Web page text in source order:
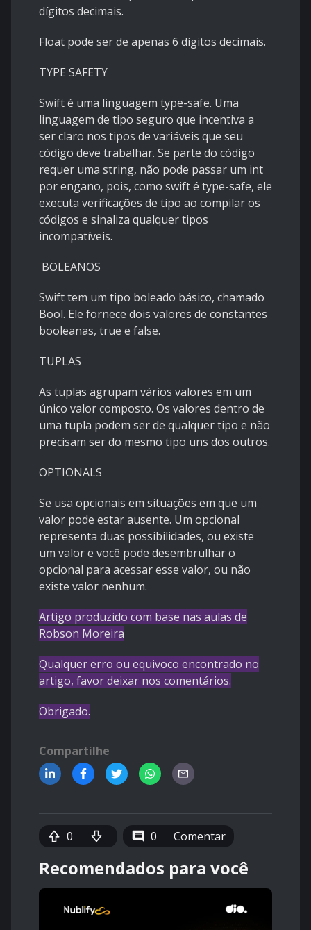
dígitos decimais.
Float pode ser de apenas 6 dígitos decimais.
TYPE SAFETY
Swift é uma linguagem type-safe. Uma
linguagem de tipo seguro que incentiva a
ser claro nos tipos de variáveis que seu
código deve trabalhar. Se parte do código
requer uma string, não pode passar um int
por engano, pois, como swift é type-safe, ele
executa verificações de tipo ao compilar os
códigos e sinaliza qualquer tipos
incompatíveis.
BOLEANOS
Swift tem um tipo boleado básico, chamado
Bool. Ele fornece dois valores de constantes
booleanas, true e false.
TUPLAS
As tuplas agrupam vários valores em um
único valor composto. Os valores dentro de
uma tupla podem ser de qualquer tipo e não
precisam ser do mesmo tipo uns dos outros.
OPTIONALS
Se usa opcionais em situações em que um
valor pode estar ausente. Um opcional
representa duas possibilidades, ou existe
um valor e você pode desembrulhar o
opcional para acessar esse valor, ou não
existe valor nenhum.
Artigo produzido com base nas aulas de
Robson Moreira
Qualquer erro ou equivoco encontrado no
artigo, favor deixar nos comentários.
Obrigado.
Compartilhe
0 0 Comentar
Recomendados para você